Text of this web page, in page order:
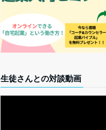
生徒さんとの対談動画